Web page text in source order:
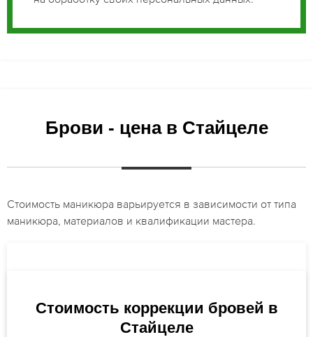
Брови - цена в Стайцеле
Стоимость маникюра варьируется в зависимости от типа
маникюра, материалов и квалификации мастера.
Стоимость коррекции бровей в
Стайцеле